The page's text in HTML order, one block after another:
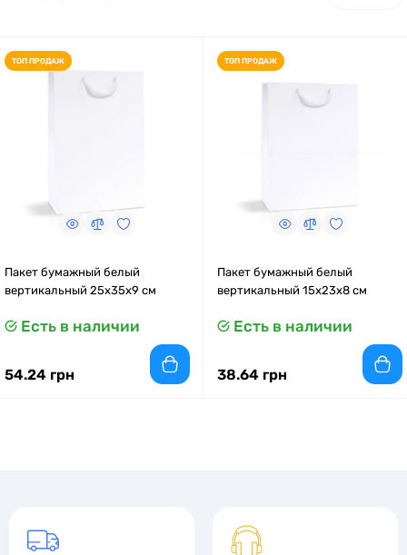
ТОП ПРОДАЖ
Пакет бумажный белый
вертикальный 25х35х9 см
Есть в наличии
54.24 грн
ТОП ПРОДАЖ
Пакет бумажный белый
вертикальный 15x23x8 см
Есть в наличии
38.64 грн